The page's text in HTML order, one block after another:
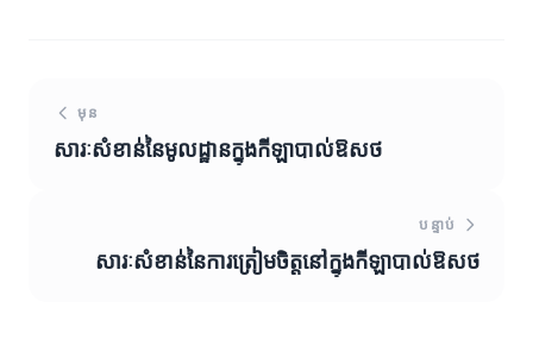
មុន
សារៈសំខាន់នៃមូលដ្ឋានក្នុងកីឡាបាល់ឱសថ
បន្ទាប់
សារៈសំខាន់នៃការត្រៀមចិត្តនៅក្នុងកីឡាបាល់ឱសថ